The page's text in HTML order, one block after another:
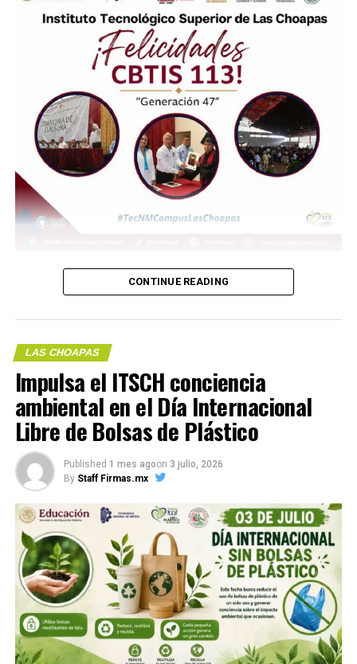
UP NEXT
Presentación de proyectos fianles alumnos de Gestión
Empresarial ITSCH
Se realiza la primera Feria de Empleo del ITSCH
Me gusta esto:
COMPARTE ESTA INFORMACIÓN
CONTINUE READING
LAS CHOAPAS
Impulsa el ITSCH conciencia
ambiental en el Día Internacional
Libre de Bolsas de Plástico
Published 1 mes agoon 3 julio, 2026
By Staff Firmas.mx